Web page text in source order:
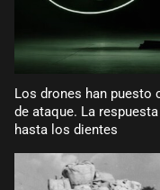
Los drones han puesto
de ataque. La
hasta los dientes